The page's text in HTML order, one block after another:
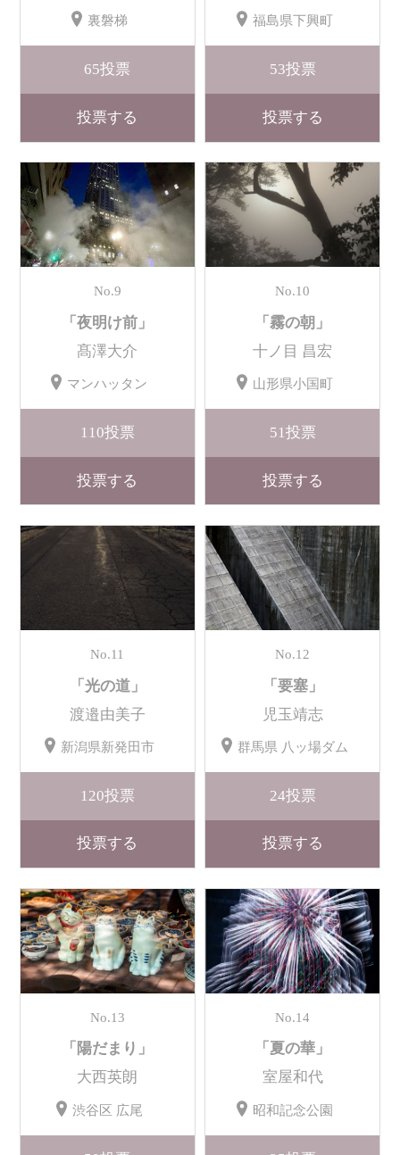
裏磐梯
65投票
投票する
福島県下興町
53投票
投票する
No.9
「夜明け前」
髙澤大介
マンハッタン
110投票
投票する
No.10
「霧の朝」
十ノ目 昌宏
山形県小国町
51投票
投票する
No.11
「光の道」
渡邉由美子
新潟県新発田市
120投票
投票する
No.12
「要塞」
児玉靖志
群馬県 八ッ場ダム
24投票
投票する
No.13
「陽だまり」
大西英朗
渋谷区 広尾
No.14
「夏の華」
室屋和代
昭和記念公園